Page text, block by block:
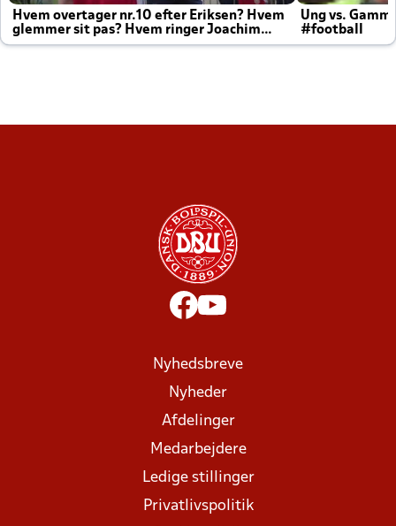
Hvem overtager nr.10 efter Eriksen? Hvem
glemmer sit pas? Hvem ringer Joachim
altid til efter kampe?
Ung vs.
#football
Nyhedsbreve
Nyheder
Afdelinger
Medarbejdere
Ledige stillinger
Privatlivspolitik